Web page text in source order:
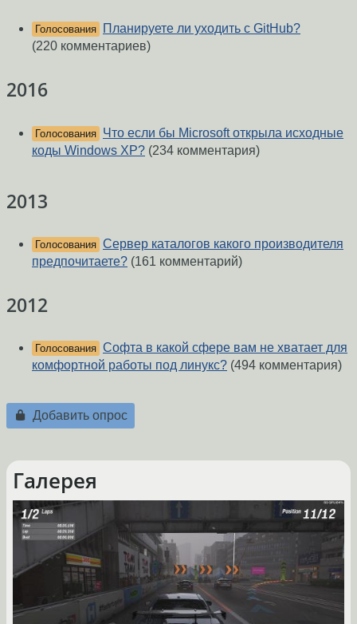
Голосования
Планируете ли уходить с GitHub?
(220 комментариев)
2016
Голосования Что если бы Microsoft открыла исходные
коды Windows XP? (234 комментария)
2013
Голосования Сервер каталогов какого производителя
предпочитаете? (161 комментарий)
2012
Голосования Софта в какой сфере вам не хватает для
комфортной работы под линукс? (494 комментария)
Добавить опрос
Галерея